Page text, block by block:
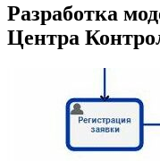
Разработка
Центра